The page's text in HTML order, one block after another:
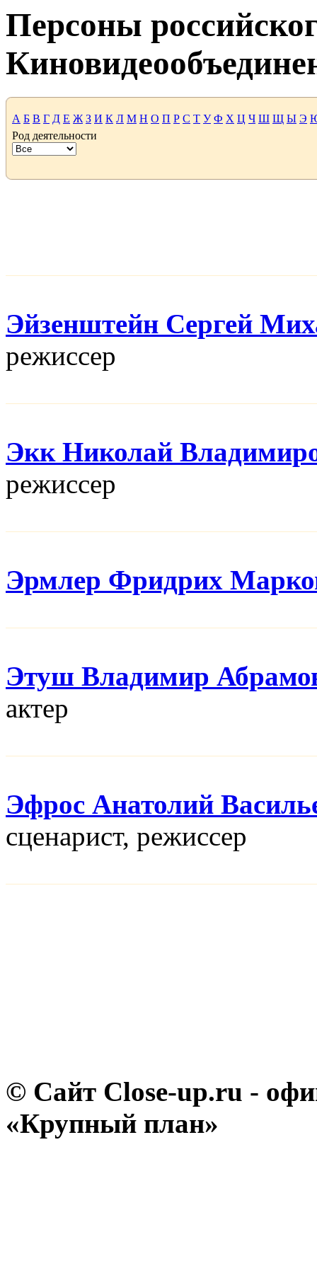
Персоны
А Б В Г Д Е Ж З И К Л М Н О П Р С Т У Ф Х Ц Ч Ш Щ Ы Э
Род деятельности
Эйзенштейн Сергей
режисcер
Экк Николай
режисcер
Эрмлер Фридрих
Этуш Владимир
актер
Эфрос Анатолий
сценарист, режисcер
© Сайт Close-up.ru -
«Крупный план»